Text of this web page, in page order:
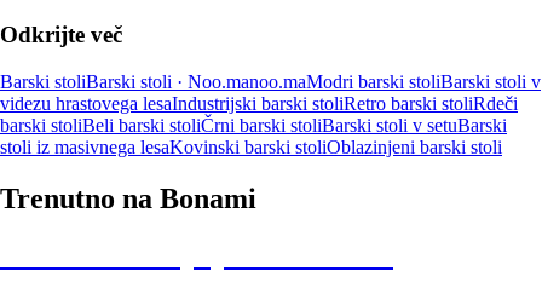
Odkrijte več
Barski stoliBarski stoli · Noo.manoo.maModri barski stoliBarski stoli v
videzu hrastovega lesaIndustrijski barski stoliRetro barski stoliRdeči
barski stoliBeli barski stoliČrni barski stoliBarski stoli v setuBarski
stoli iz masivnega lesaKovinski barski stoliOblazinjeni barski stoli
Trenutno na Bonami